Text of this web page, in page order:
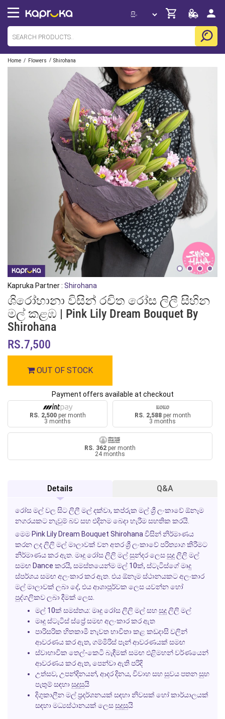
Home / Flowers / Shirohana
Kapruka Partner : Shirohana
ශිරෝහානා විසින් රචිත රෝස ලිලී සිහින
මල් කළඹ | Pink Lily Dream Bouquet By
Shirohana
RS.7,500
OUT OF STOCK
Payment offers available at checkout
RS. 2,500per month
3 months
RS. 2,588per month
3 months
RS. 362 per month
24 months
Details Q&A
රෝස මල් වල සිට ලිලී මල් දක්වා, කප්රුක මල් ශ්‍රී ලංකාවේ ඕනෑම
නගරයකට නැවුම් බව සහ එදිනම බෙදා හැරීම සහතික කරයි.
මෙමPink Lily Dream Bouquet Shirohana විසින් නිර්මාණය
කරන ලද ලිලි මල් මාලාවක් වන අතර ශ්‍රී ලංකාවේ පරිත්‍යාග කිරීමට
නිර්මාණය කර ඇත. මෘදු රෝස ලිලි මල් සුන්දර ලෙස සුදු ලිලි මල්
සමඟ Dance කරයි, සමස්තයෙන්ම මල් 10ක්, ස්ටැටිස්ගේ මෘදු
ස්පර්ශය සමඟ අලංකාර කර ඇත. එය ඕනෑම ස්ථානයකට අලංකාර
මල් මාලාවක් ලබා දේ, එය ආශාපූර්වක ලෙස යවන්න හෝ
පුද්ගලිකව ලබා දීමක් ලෙස.
මල් 10ක් සමස්තය: මෘදු රෝස ලිලි මල් සහ සුදු ලිලි මල්
මෘදු ස්ටැටිස් ස්ප්‍රේ සමඟ අලංකාර කර ඇත
පාරිසරික හිතකාමී නැවත භාවිතා කළ කඩදාසි වලින්
ආවරණය කර ඇත, ගම්මිරිස් පෑන් ආවරණයක් සමඟ
ස්වාභාවික තෙල්-කෙටි බැඳීමක් සමඟ එළිමහන් වර්ණයෙන්
ආවරණය කර ඇත, පෙන්වා ඇති පරිදි
උත්සව, උපන්දිනයන්, ආදර දිනය, විවාහ සහ සුවය පතන සුභ
පැතුම් සඳහා සුදුසුයි
දිගුකාලීන මල් ප්‍රදර්ශනයක් සඳහා නිවසක් හෝ කාර්යාලයක්
සඳහා මධ්‍යස්ථානයක් ලෙස සුදුසුයි